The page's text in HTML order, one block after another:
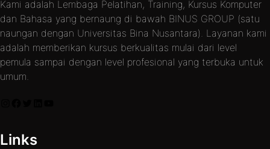
Kami adalah Lembaga Pelatihan, Training, Kursus Komputer
dan Bahasa yang bernaung di bawah BINUS GROUP (satu
naungan dengan Universitas Bina Nusantara). Layanan kami
adalah memberikan kursus berkualitas mulai dari level
pemula sampai dengan level profesional yang terbuka untuk
umum.
Links